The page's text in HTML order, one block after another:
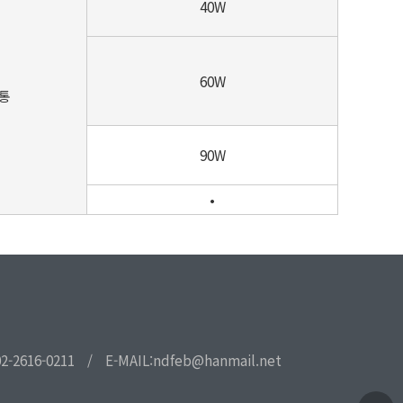
40W
60W
90W
•
2616-0211 /
E-MAIL:ndfeb@hanmail.net